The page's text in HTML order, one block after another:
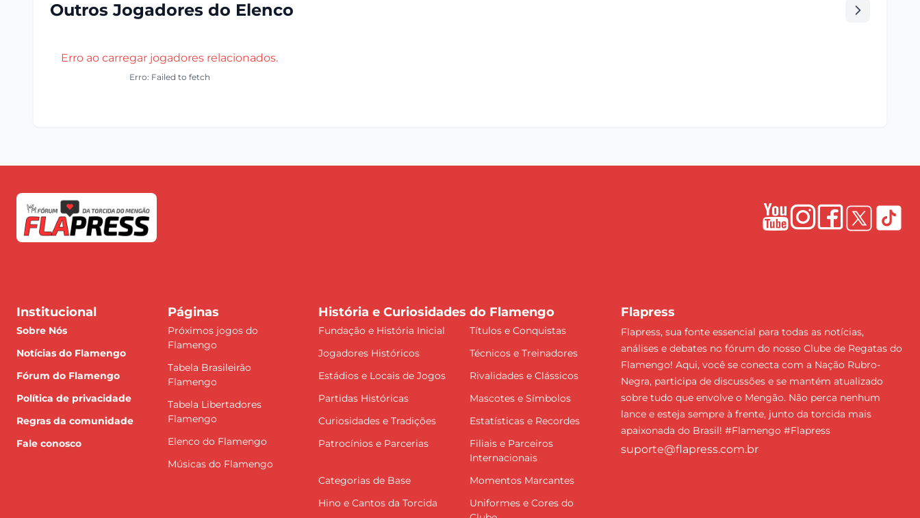
Outros Jogadores do Elenco
Erro ao carregar jogadores relacionados.
Erro: Failed to fetch
Institucional
Sobre Nós
Notícias do Flamengo
Fórum do Flamengo
Política de privacidade
Regras da comunidade
Fale conosco
Páginas
Próximos jogos do
Flamengo
Tabela Brasileirão
Flamengo
Tabela Libertadores
Flamengo
Elenco do Flamengo
Músicas do Flamengo
História e Curiosidades do Flamengo
Fundação e História Inicial
Títulos e Conquistas
Jogadores Históricos
Técnicos e Treinadores
Estádios e Locais de Jogos
Rivalidades e Clássicos
Partidas Históricas
Mascotes e Símbolos
Curiosidades e Tradições
Estatísticas e Recordes
Patrocínios e Parcerias
Filiais e Parceiros
Internacionais
Categorias de Base
Momentos Marcantes
Hino e Cantos da Torcida
Uniformes e Cores do
Flapress
Flapress, sua fonte essencial para todas as notícias,
análises e debates no fórum do nosso Clube de Regatas do
Flamengo! Aqui, você se conecta com a Nação Rubro-
Negra, participa de discussões e se mantém atualizado
sobre tudo que envolve o Mengão. Não perca nenhum
lance e esteja sempre à frente, junto da torcida mais
apaixonada do Brasil! #Flamengo #Flapress
suporte@flapress.com.br